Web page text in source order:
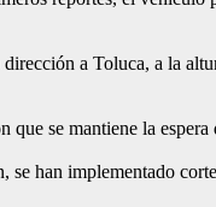
a Toluca, a la
que se mantiene la
se han implementado